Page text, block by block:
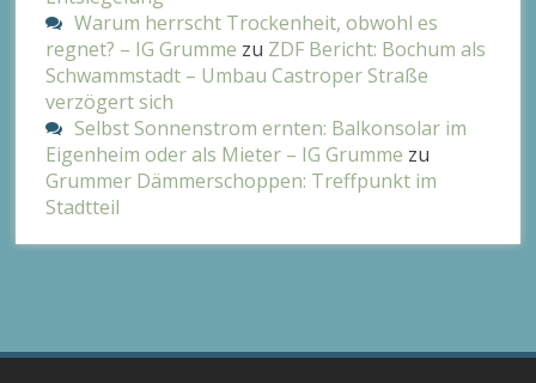
Warum herrscht Trockenheit, obwohl es
regnet? – IG Grumme zu ZDF Bericht: Bochum als
Schwammstadt – Umbau Castroper Straße
verzögert sich
Selbst Sonnenstrom ernten: Balkonsolar im
Eigenheim oder als Mieter – IG Grumme zu
Grummer Dämmerschoppen: Treffpunkt im
Stadtteil